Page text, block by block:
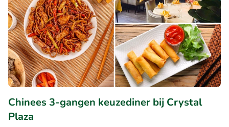
Chinees 3-gangen keuzediner bij Crystal
Plaza